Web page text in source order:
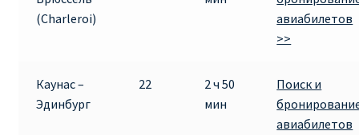
(Charleroi)
авиабилетов
>>
Каунас –
Эдинбург
22
2 ч 50
мин
Поиск и
авиабилетов